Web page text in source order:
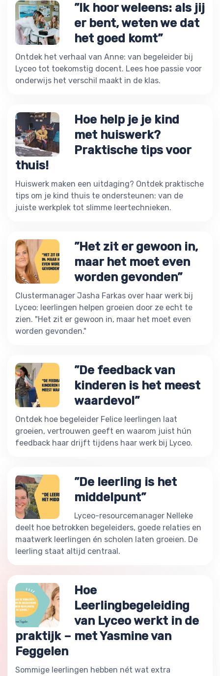
”Ik hoor weleens: als jij
er bent, weten we dat
het goed komt”
Ontdek het verhaal van Anne: van begeleider bij
Lyceo tot toekomstig docent. Lees hoe passie voor
onderwijs het verschil maakt in de klas.
Hoe help je je kind
met huiswerk?
Praktische tips voor
thuis!
Huiswerk maken een uitdaging? Ontdek praktische
tips om je kind thuis te ondersteunen: van de
juiste werkplek tot slimme leertechnieken.
”Het zit er gewoon in,
maar het moet even
worden gevonden”
Clustermanager Jasha Farkas over haar werk bij
Lyceo: leerlingen helpen groeien door ze echt te
zien. "Het zit er gewoon in, maar het moet even
worden gevonden."
”De feedback van
kinderen is het meest
waardevol”
Ontdek hoe begeleider Felice leerlingen laat
groeien, vertrouwen geeft en waarom juist hún
feedback haar drijft tijdens haar werk bij Lyceo.
”De leerling is het
middelpunt”
Lyceo-resourcemanager Nelleke
deelt hoe betrokken begeleiders, goede relaties en
maatwerk leerlingen én scholen laten groeien. De
leerling staat altijd centraal.
Hoe
Leerlingbegeleiding
van Lyceo werkt in de
praktijk – met Yasmine van
Feggelen
Sommige leerlingen hebben nét wat extra